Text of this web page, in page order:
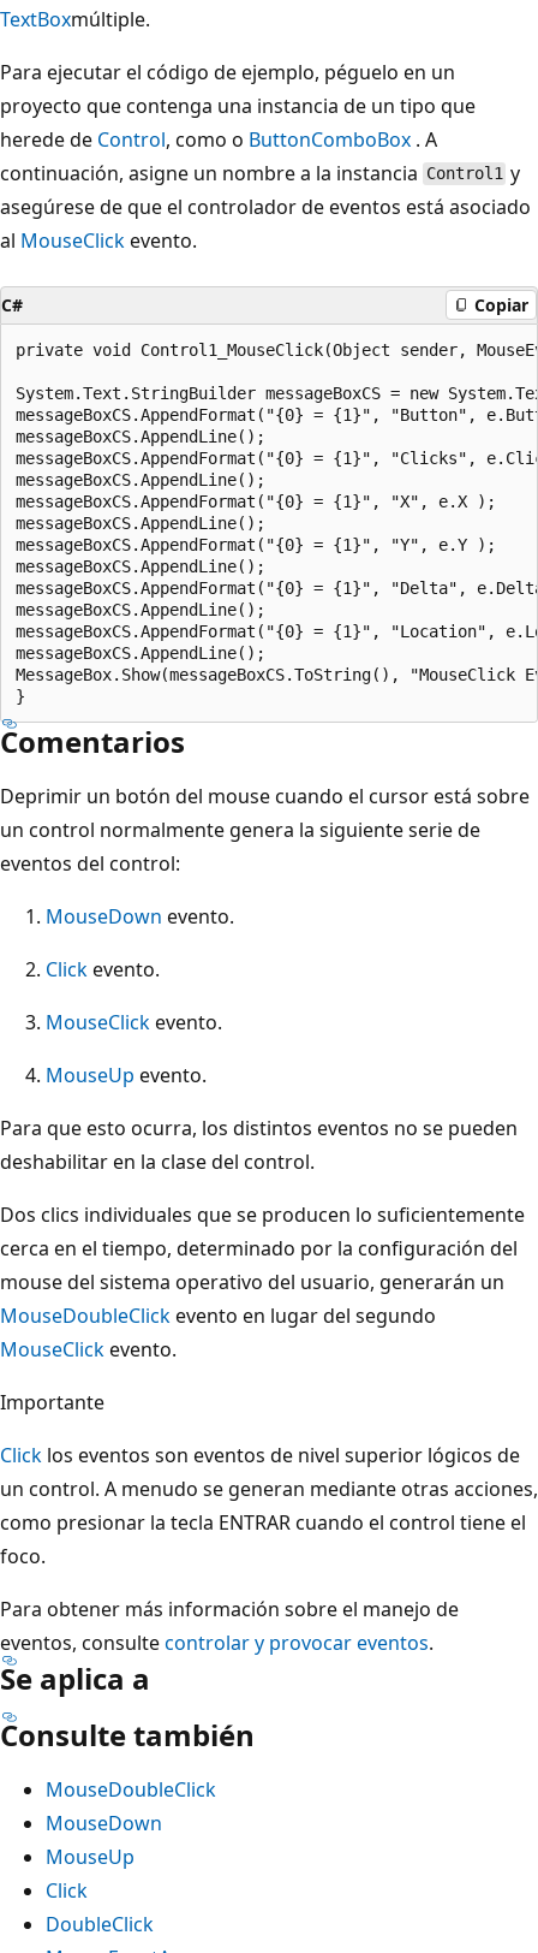
TextBoxmúltiple.
Para ejecutar el código de ejemplo, péguelo en un
proyecto que contenga una instancia de un tipo que
herede de Control, como o ButtonComboBox . A
continuación, asigne un nombre a la instancia Control1 y
asegúrese de que el controlador de eventos está asociado
al MouseClickevento.
C# Copiar
private void Control1_MouseClick(Object sender,
System.Text.StringBuilder messageBoxCS = new
messageBoxCS.AppendFormat("{0} = {1}", "Button",
messageBoxCS.AppendLine();
messageBoxCS.AppendFormat("{0} = {1}", "Clicks",
messageBoxCS.AppendLine();
messageBoxCS.AppendFormat("{0} = {1}", "X", e.X );
messageBoxCS.AppendLine();
messageBoxCS.AppendFormat("{0} = {1}", "Y", e.Y );
messageBoxCS.AppendLine();
messageBoxCS.AppendFormat("{0} = {1}", "Delta",
messageBoxCS.AppendLine();
messageBoxCS.AppendFormat("{0} = {1}", "Location",
messageBoxCS.AppendLine();
MessageBox.Show(messageBoxCS.ToString(), "MouseClick
Comentarios
Deprimir un botón del mouse cuando el cursor está sobre
un control normalmente genera la siguiente serie de
eventos del control:
MouseDown evento.
Clickevento.
MouseClickevento.
MouseUp evento.
Para que esto ocurra, los distintos eventos no se pueden
deshabilitar en la clase del control.
Dos clics individuales que se producen lo suficientemente
cerca en el tiempo, determinado por la configuración del
mouse del sistema operativo del usuario, generarán un
MouseDoubleClickevento en lugar del segundo
MouseClickevento.
Importante
Click los eventos son eventos de nivel superior lógicos de
un control. A menudo se generan mediante otras acciones,
como presionar la tecla ENTRAR cuando el control tiene el
foco.
Para obtener más información sobre el manejo de
eventos, consultecontrolar y provocar eventos.
Se aplica a
Consulte también
MouseDoubleClick
MouseDown
MouseUp
Click
DoubleClick